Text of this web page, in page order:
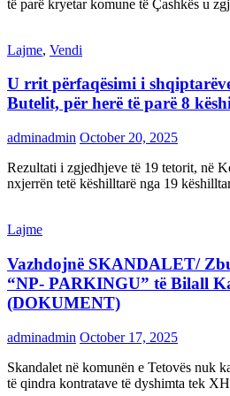
të parë kryetar komune të Çashkës u
Lajme, Vendi
U rrit përfaqësimi i
Butelit, për herë të parë 8
adminadmin October 20, 2025
Rezultati i zgjedhjeve të 19 tetorit, në
nxjerrën tetë këshilltarë nga 19
Lajme
Vazhdojnë SKANDALET/
“NP- PARKINGU” të Bilall
(DOKUMENT)
adminadmin October 17, 2025
Skandalet në komunën e Tetovës nuk
të qindra kontratave të dyshimta tek